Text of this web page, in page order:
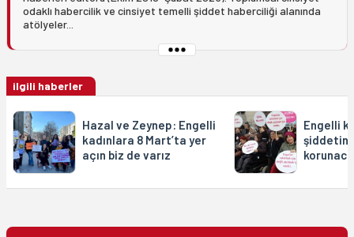
odaklı habercilik ve cinsiyet temelli şiddet haberciliği alanında
atölyeler...
ilgili haberler
Hazal ve Zeynep: Engelli
kadınlara 8 Mart’ta yer
açın biz de varız
Engelli